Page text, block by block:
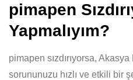
pimapen
Yapmalıyım?
pimapen sızdırıyorsa,
sorununuzu hızlı ve etkili bir